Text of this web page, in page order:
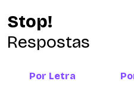
Stop!
Respostas
Por Letra